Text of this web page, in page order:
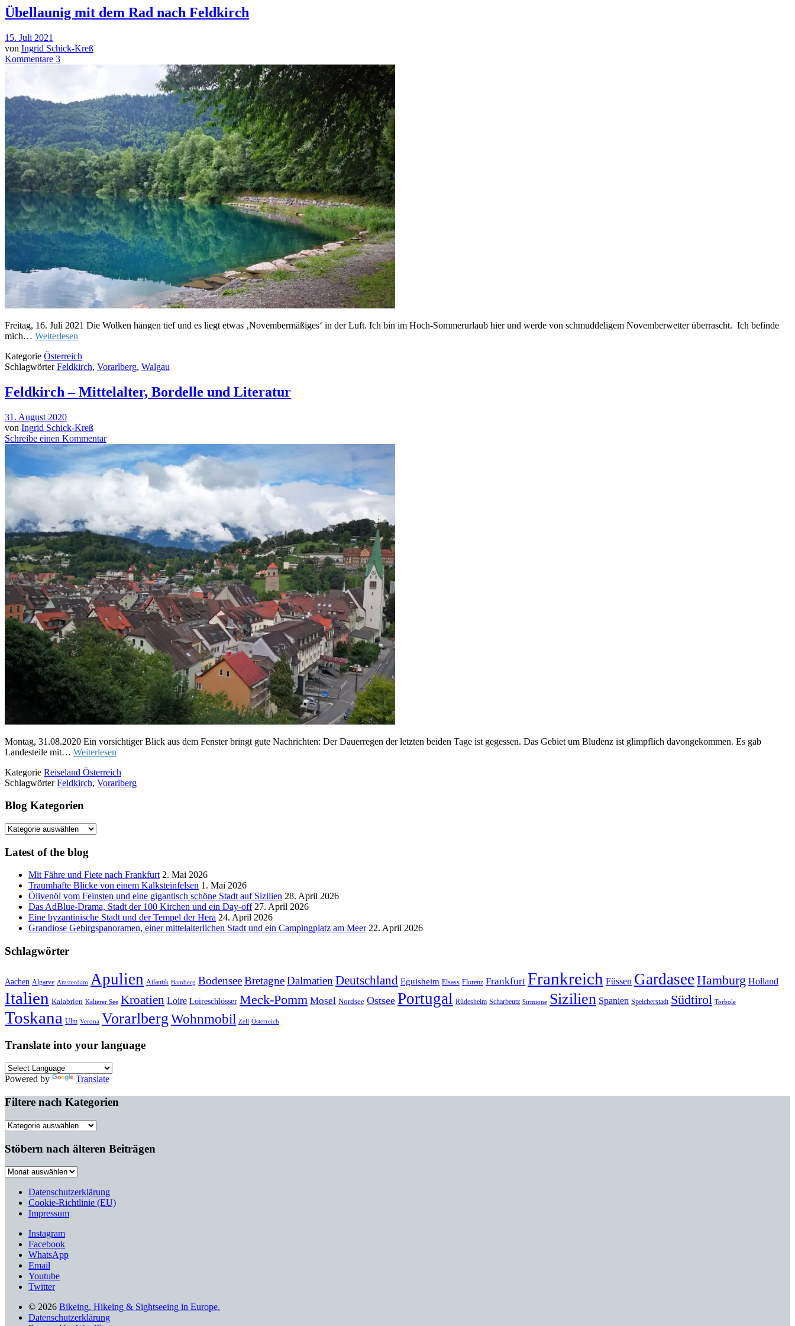
Übellaunig mit dem Rad nach Feldkirch
15. Juli 2021
von Ingrid Schick-Kreß
Kommentare 3
Freitag, 16. Juli 2021 Die Wolken hängen tief und es liegt etwas ‚Novembermäßiges‘ in der Luft. Ich bin im Hoch-Sommerurlaub hier und werde von schmuddeligem Novemberwetter überrascht. Ich befinde
mich… Weiterlesen
Kategorie Österreich
SchlagwörterFeldkirch, Vorarlberg, Walgau
Feldkirch – Mittelalter, Bordelle und Literatur
31. August 2020
von Ingrid Schick-Kreß
Schreibe einen Kommentar
Montag, 31.08.2020 Ein vorsichtiger Blick aus dem Fenster bringt gute Nachrichten: Der Dauerregen der letzten beiden Tage ist gegessen. Das Gebiet um Bludenz ist glimpflich davongekommen. Es gab
Landesteile mit… Weiterlesen
Kategorie Reiseland Österreich
SchlagwörterFeldkirch, Vorarlberg
Blog Kategorien
Blog
Latest of the blog
Mit Fähre und Fiete nach Frankfurt 2. Mai 2026
Traumhafte Blicke von einem Kalksteinfelsen 1. Mai 2026
Ölivenöl vom Feinsten und eine gigantisch schöne Stadt auf Sizilien 28. April 2026
Das AdBlue-Drama, Stadt der 100 Kirchen und ein Day-off 27. April 2026
Eine byzantinische Stadt und der Tempel der Hera 24. April 2026
Grandiose Gebirgspanoramen, einer mittelalterlichen Stadt und ein Campingplatz am Meer 22. April 2026
Schlagwörter
Aachen Algarve Amsterdam Apulien Atlantik Bamberg BodenseeBretagneDalmatien Deutschland Eguisheim Elsass Florenz Frankfurt Frankreich Füssen Gardasee Hamburg Holland
Italien Kalabrien Kalterer See Kroatien Loire Loireschlösser Meck-Pomm Mosel Nordsee Ostsee Portugal Rüdesheim Scharbeutz Sirmione Sizilien Spanien Speicherstadt Südtirol Torbole
Toskana Ulm Verona VorarlbergWohnmobil Zell Österreich
Translate into your language
Powered by Translate
Filtere nach Kategorien
Filtere
Kategorien
Stöbern nach älteren Beiträgen
Stöbern
älteren
Beiträgen
Datenschutzerklärung
Cookie-Richtlinie (EU)
Impressum
Instagram
Facebook
WhatsApp
Email
Youtube
Twitter
© 2026 Bikeing, Hikeing & Sightseeing in Europe.
Datenschutzerklärung